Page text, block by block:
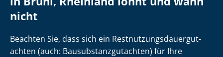
nicht
Beachten Sie, dass sich ein Rest­nut­zungs­dau­er­gut­
ach­ten (auch: Bau­sub­stanz­gut­ach­ten) für Ihre